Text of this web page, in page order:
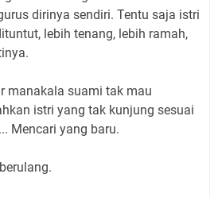
dirinya sendiri. Tentu saja istri
lebih tenang, lebih ramah,
manakala suami tak mau
istri yang tak kunjung sesuai
Mencari yang baru.